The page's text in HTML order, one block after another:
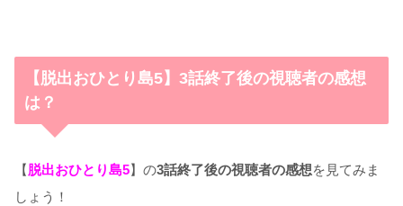
【脱出おひとり島5】3話終了後の視聴者の感想
は？
【 脱出おひとり島5】の3話終了後の視聴者の感想を見てみま
しょう！